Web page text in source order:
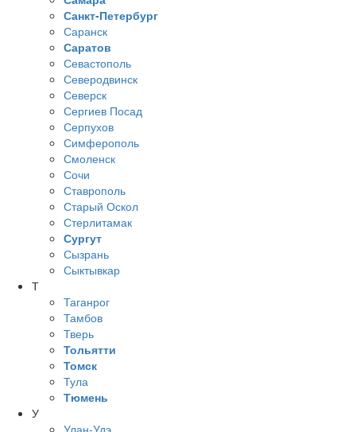
Санкт-Петербург
Саранск
Саратов
Севастополь
Северодвинск
Северск
Сергиев Посад
Серпухов
Симферополь
Смоленск
Сочи
Ставрополь
Старый Оскол
Стерлитамак
Сургут
Сызрань
Сыктывкар
Т
Таганрог
Тамбов
Тверь
Тольятти
Томск
Тула
Тюмень
У
Улан-Удэ